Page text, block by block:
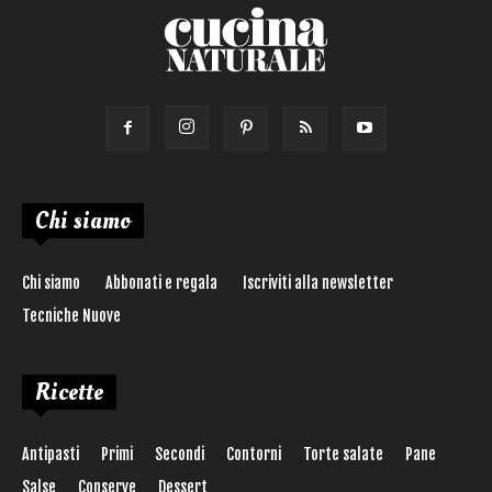
Chi siamo
Chi siamo Abbonati e regala
Iscriviti alla newsletter
Tecniche Nuove
Ricette
Antipasti Primi Secondi Contorni Torte salate
Pane
Salse
Conserve Dessert